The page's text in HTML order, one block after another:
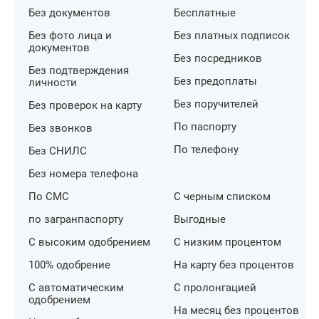
Без документов
Без фото лица и
документов
Без подтверждения
личности
Без проверок на карту
Без звонков
Без СНИЛС
Без номера телефона
Бесплатные
Без платных подписок
Без посредников
Без предоплаты
Без поручителей
По паспорту
По телефону
По СМС
по загранпаспорту
С высоким одобрением
100% одобрение
С автоматическим
одобрением
С черным списком
Выгодные
С низким процентом
На карту без процентов
С пролонгацией
На месяц без процентов